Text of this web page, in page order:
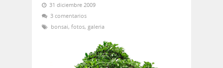
31 diciembre 2009
3 comentarios
bonsai, fotos, galeria